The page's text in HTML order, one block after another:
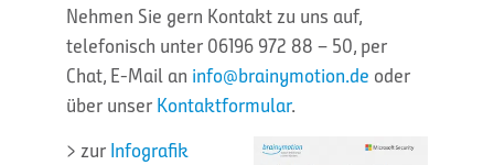
Nehmen Sie gern Kontakt zu uns auf,
telefonisch unter 06196 972 88 – 50, per
Chat, E-Mail an info@brainymotion.de oder
über unser Kontaktformular.
> zur Infografik